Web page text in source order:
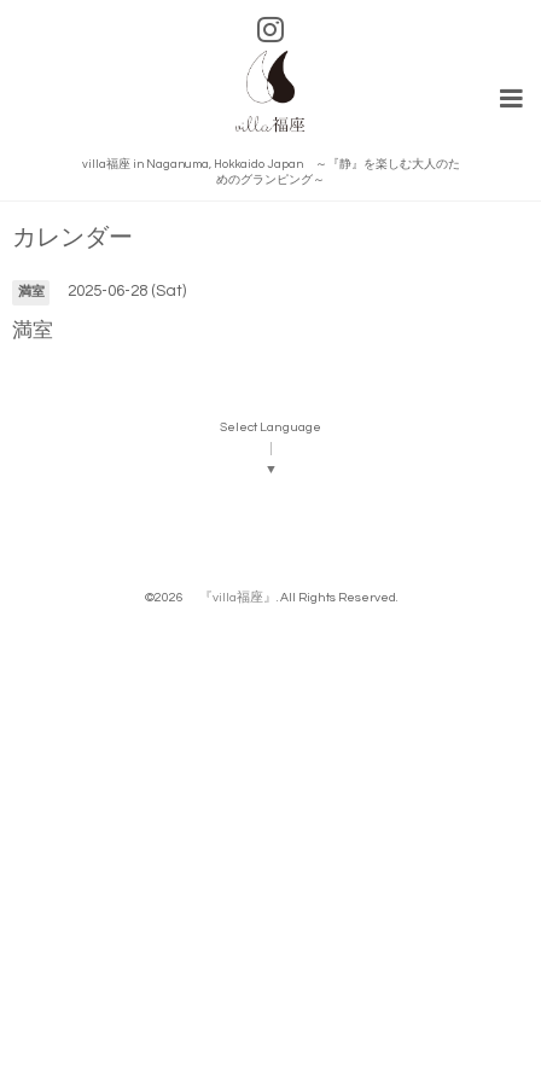
villa福座 in Naganuma, Hokkaido Japan ～『静』を楽しむ大人のた
めのグランピング～
カレンダー
満室 2025-06-28 (Sat)
満室
Select Language
▼
©2026 『villa福座』 . All Rights Reserved.